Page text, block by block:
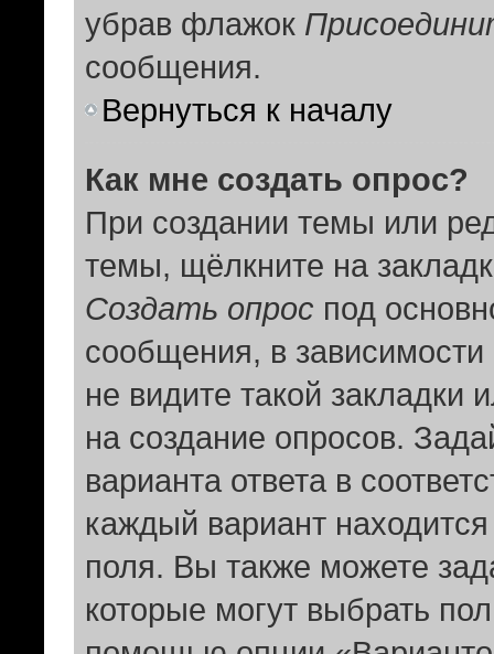
убрав флажок
сообщения.
Вернуться к началу
Как мне создать опрос?
При создании темы или
темы, щёлкните на
Создать опрос под
сообщения, в
не видите такой
на создание опросов.
варианта ответа в
каждый вариант находится
поля. Вы также можете
которые могут выбрать